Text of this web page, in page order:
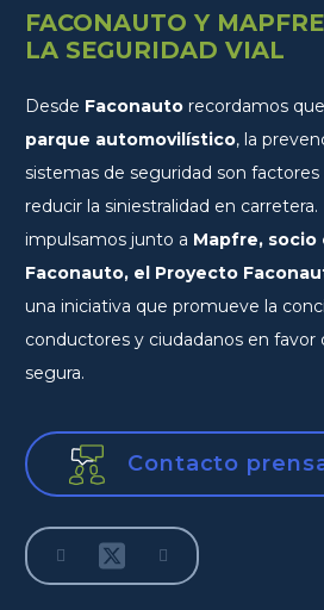
FACONAUTO Y
LA SEGURIDAD VIAL
Desde Faconauto recordamos
parque automovilístico, la
sistemas de seguridad son factores
reducir la siniestralidad en carretera.
impulsamos junto a Mapfre,
Faconauto, el Proyecto
una iniciativa que promueve la
conductores y ciudadanos en favor
segura.
Contacto